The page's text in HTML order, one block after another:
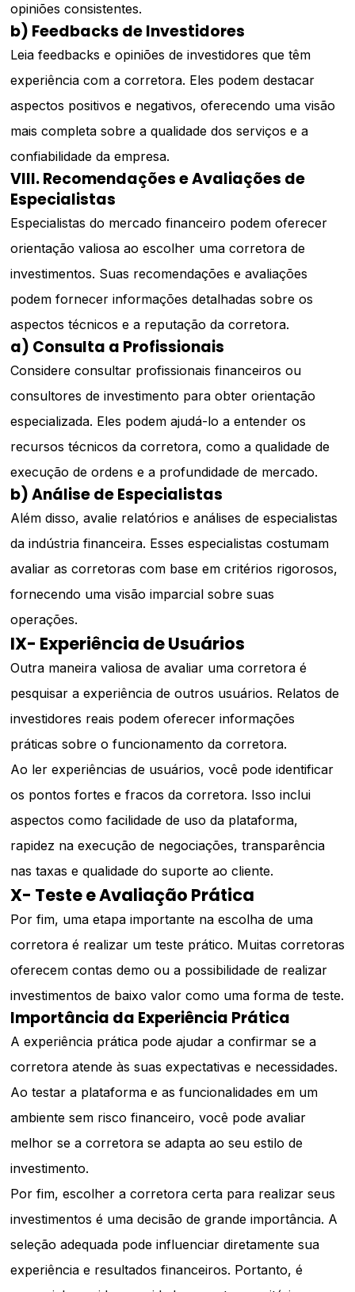
opiniões consistentes.
b) Feedbacks de Investidores
Leia feedbacks e opiniões de investidores que têm
experiência com a corretora. Eles podem destacar
aspectos positivos e negativos, oferecendo uma visão
mais completa sobre a qualidade dos serviços e a
confiabilidade da empresa.
VIII. Recomendações e Avaliações de
Especialistas
Especialistas do mercado financeiro podem oferecer
orientação valiosa ao escolher uma corretora de
investimentos. Suas recomendações e avaliações
podem fornecer informações detalhadas sobre os
aspectos técnicos e a reputação da corretora.
a) Consulta a Profissionais
Considere consultar profissionais financeiros ou
consultores de investimento para obter orientação
especializada. Eles podem ajudá-lo a entender os
recursos técnicos da corretora, como a qualidade de
execução de ordens e a profundidade de mercado.
b) Análise de Especialistas
Além disso, avalie relatórios e análises de especialistas
da indústria financeira. Esses especialistas costumam
avaliar as corretoras com base em critérios rigorosos,
fornecendo uma visão imparcial sobre suas
operações.
IX- Experiência de Usuários
Outra maneira valiosa de avaliar uma corretora é
pesquisar a experiência de outros usuários. Relatos de
investidores reais podem oferecer informações
práticas sobre o funcionamento da corretora.
Ao ler experiências de usuários, você pode identificar
os pontos fortes e fracos da corretora. Isso inclui
aspectos como facilidade de uso da plataforma,
rapidez na execução de negociações, transparência
nas taxas e qualidade do suporte ao cliente.
X- Teste e Avaliação Prática
Por fim, uma etapa importante na escolha de uma
corretora é realizar um teste prático. Muitas corretoras
oferecem contas demo ou a possibilidade de realizar
investimentos de baixo valor como uma forma de teste.
Importância da Experiência Prática
A experiência prática pode ajudar a confirmar se a
corretora atende às suas expectativas e necessidades.
Ao testar a plataforma e as funcionalidades em um
ambiente sem risco financeiro, você pode avaliar
melhor se a corretora se adapta ao seu estilo de
investimento.
Por fim, escolher a corretora certa para realizar seus
investimentos é uma decisão de grande importância. A
seleção adequada pode influenciar diretamente sua
experiência e resultados financeiros. Portanto, é